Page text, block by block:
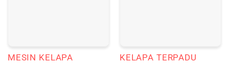
MESIN KELAPA
KELAPA TERPADU